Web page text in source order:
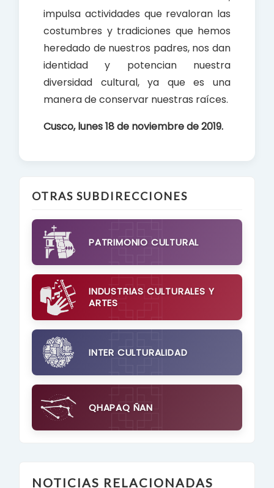
impulsa actividades que revaloran las
costumbres y tradiciones que hemos
heredado de nuestros padres, nos dan
identidad y potencian nuestra
diversidad cultural, ya que es una
manera de conservar nuestras raíces.
Cusco, lunes 18 de noviembre de 2019.
OTRAS SUBDIRECCIONES
PATRIMONIO CULTURAL
INDUSTRIAS CULTURALES Y
ARTES
INTER CULTURALIDAD
QHAPAQ ÑAN
NOTICIAS RELACIONADAS